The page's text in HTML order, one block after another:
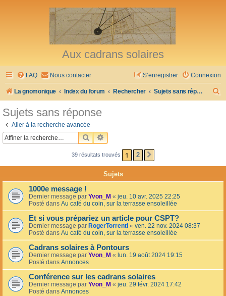
Aux cadrans solaires
FAQ Nous contacter Connexion
S’enregistrer
La gnomonique Index du forum Rechercher Sujets sans réponse
h
r
Sujets sans réponse
Aller à la recherche avancée
RECHERCHER
RECHERCHE AVANCÉE
39 résultats trouvés 1 2
Sujets
1000e message !
Dernier message par Yvon_M « jeu. 10 avr. 2025 22:25
Posté dans Au café du coin, sur la terrasse ensoleillée
Et si vous prépariez un article pour CSPT?
Dernier message par RogerTorrenti « ven. 22 nov. 2024 08:37
Posté dans Au café du coin, sur la terrasse ensoleillée
Cadrans solaires à Pontours
Dernier message par Yvon_M « lun. 19 août 2024 19:15
Posté dans Annonces
Conférence sur les cadrans solaires
Dernier message par Yvon_M « jeu. 29 févr. 2024 17:42
Posté dans Annonces